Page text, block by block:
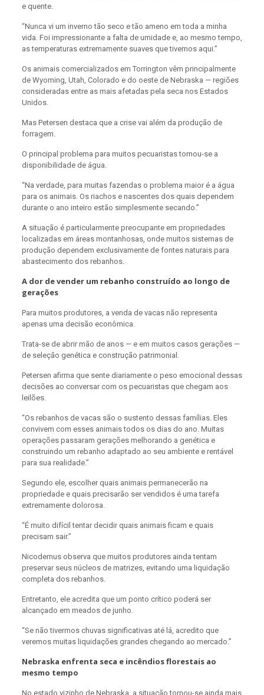
e quente.
“Nunca vi um inverno tão seco e tão ameno em toda a minha
vida. Foi impressionante a falta de umidade e, ao mesmo tempo,
as temperaturas extremamente suaves que tivemos aqui.”
Os animais comercializados em Torrington vêm principalmente
de Wyoming, Utah, Colorado e do oeste de Nebraska — regiões
consideradas entre as mais afetadas pela seca nos Estados
Unidos.
Mas Petersen destaca que a crise vai além da produção de
forragem.
O principal problema para muitos pecuaristas tornou-se a
disponibilidade de água.
“Na verdade, para muitas fazendas o problema maior é a água
para os animais. Os riachos e nascentes dos quais dependem
durante o ano inteiro estão simplesmente secando.”
A situação é particularmente preocupante em propriedades
localizadas em áreas montanhosas, onde muitos sistemas de
produção dependem exclusivamente de fontes naturais para
abastecimento dos rebanhos.
A dor de vender um rebanho construído ao longo de
gerações
Para muitos produtores, a venda de vacas não representa
apenas uma decisão econômica.
Trata-se de abrir mão de anos — e em muitos casos gerações —
de seleção genética e construção patrimonial.
Petersen afirma que sente diariamente o peso emocional dessas
decisões ao conversar com os pecuaristas que chegam aos
leilões.
“Os rebanhos de vacas são o sustento dessas famílias. Eles
convivem com esses animais todos os dias do ano. Muitas
operações passaram gerações melhorando a genética e
construindo um rebanho adaptado ao seu ambiente e rentável
para sua realidade.”
Segundo ele, escolher quais animais permanecerão na
propriedade e quais precisarão ser vendidos é uma tarefa
extremamente dolorosa.
“É muito difícil tentar decidir quais animais ficam e quais
precisam sair.”
Nicodemus observa que muitos produtores ainda tentam
preservar seus núcleos de matrizes, evitando uma liquidação
completa dos rebanhos.
Entretanto, ele acredita que um ponto crítico poderá ser
alcançado em meados de junho.
“Se não tivermos chuvas significativas até lá, acredito que
veremos muitas liquidações grandes chegando ao mercado.”
Nebraska enfrenta seca e incêndios florestais ao
mesmo tempo
No estado vizinho de Nebraska, a situação tornou-se ainda mais